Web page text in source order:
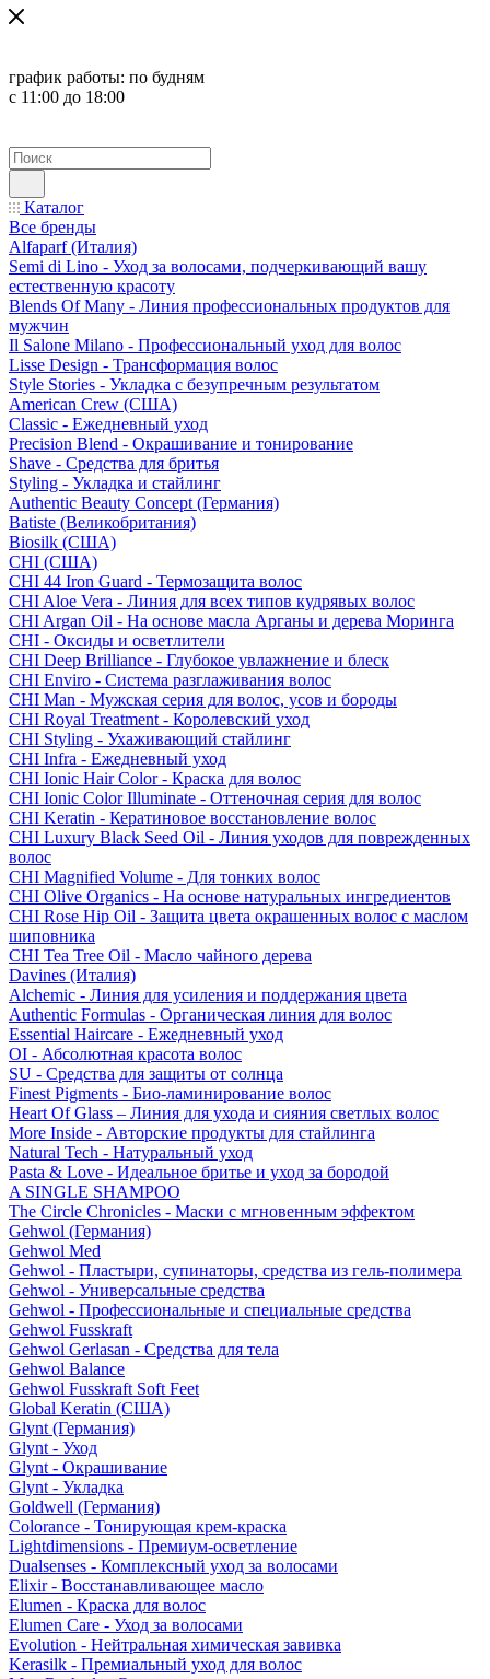
график работы: по будням
с 11:00 до 18:00
Каталог
Все бренды
Alfaparf (Италия)
Semi di Lino - Уход за волосами, подчеркивающий вашу
естественную красоту
Blends Of Many - Линия профессиональных продуктов для
мужчин
Il Salone Milano - Профессиональный уход для волос
Lisse Design - Трансформация волос
Style Stories - Укладка с безупречным результатом
American Crew (США)
Classic - Ежедневный уход
Precision Blend - Окрашивание и тонирование
Shave - Средства для бритья
Styling - Укладка и стайлинг
Authentic Beauty Concept (Германия)
Batiste (Великобритания)
Biosilk (США)
CHI (США)
CHI 44 Iron Guard - Термозащита волос
CHI Aloe Vera - Линия для всех типов кудрявых волос
CHI Argan Oil - На основе масла Арганы и дерева Моринга
CHI - Оксиды и осветлители
CHI Deep Brilliance - Глубокое увлажнение и блеск
CHI Enviro - Система разглаживания волос
CHI Man - Мужская серия для волос, усов и бороды
CHI Royal Treatment - Королевский уход
CHI Styling - Ухаживающий стайлинг
CHI Infra - Ежедневный уход
CHI Ionic Hair Color - Краска для волос
CHI Ionic Color Illuminate - Оттеночная серия для волос
CHI Keratin - Кератиновое восстановление волос
CHI Luxury Black Seed Oil - Линия уходов для поврежденных
волос
CHI Magnified Volume - Для тонких волос
CHI Olive Organics - На основе натуральных ингредиентов
CHI Rose Hip Oil - Защита цвета окрашенных волос с маслом
шиповника
CHI Tea Tree Oil - Масло чайного дерева
Davines (Италия)
Alchemic - Линия для усиления и поддержания цвета
Authentic Formulas - Органическая линия для волос
Essential Haircare - Eжедневный уход
OI - Абсолютная красота волос
SU - Средства для защиты от солнца
Finest Pigments - Био-ламинирование волос
Heart Of Glass – Линия для ухода и сияния светлых волос
More Inside - Авторские продукты для стайлинга
Natural Tech - Натуральный уход
Pasta & Love - Идеальное бритье и уход за бородой
A SINGLE SHAMPOO
The Circle Chronicles - Маски с мгновенным эффектом
Gehwol (Германия)
Gehwol Med
Gehwol - Пластыри, супинаторы, средства из гель-полимера
Gehwol - Универсальные средства
Gehwol - Профессиональные и специальные средства
Gehwol Fusskraft
Gehwol Gerlasan - Средства для тела
Gehwol Balance
Gehwol Fusskraft Soft Feet
Global Keratin (США)
Glynt (Германия)
Glynt - Уход
Glynt - Окрашивание
Glynt - Укладка
Goldwell (Германия)
Colorance - Тонирующая крем-краска
Lightdimensions - Премиум-осветление
Dualsenses - Комплексный уход за волосами
Elixir - Восстанавливающее масло
Elumen - Краска для волос
Elumen Care - Уход за волосами
Evolution - Нейтральная химическая завивка
Kerasilk - Премиальный уход для волос